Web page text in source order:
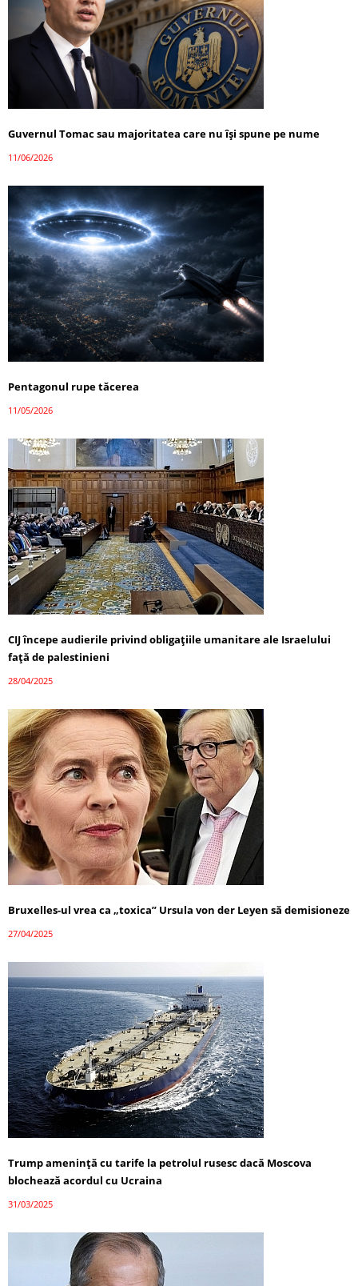
Guvernul Tomac sau majoritatea care nu își spune pe nume
11/06/2026
Pentagonul rupe tăcerea
11/05/2026
CIJ începe audierile privind obligațiile umanitare ale Israelului
față de palestinieni
28/04/2025
Bruxelles-ul vrea ca „toxica” Ursula von der Leyen să demisioneze
27/04/2025
Trump amenință cu tarife la petrolul rusesc dacă Moscova
blochează acordul cu Ucraina
31/03/2025